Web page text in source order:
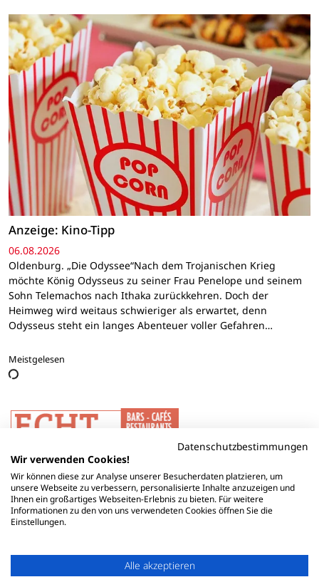
Anzeige: Kino-Tipp
06.08.2026
Oldenburg. „Die Odyssee“Nach dem Trojanischen Krieg
möchte König Odysseus zu seiner Frau Penelope und seinem
Sohn Telemachos nach Ithaka zurückkehren. Doch der
Heimweg wird weitaus schwieriger als erwartet, denn
Odysseus steht ein langes Abenteuer voller Gefahren…
Meistgelesen
Datenschutzbestimmungen
Wir verwenden Cookies!
Wir können diese zur Analyse unserer Besucherdaten platzieren, um
unsere Webseite zu verbessern, personalisierte Inhalte anzuzeigen und
Ihnen ein großartiges Webseiten-Erlebnis zu bieten. Für weitere
Informationen zu den von uns verwendeten Cookies öffnen Sie die
Einstellungen.
Alle akzeptieren